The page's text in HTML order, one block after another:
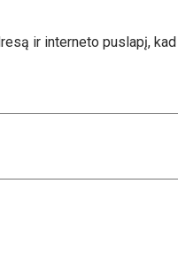
ir interneto puslapį,